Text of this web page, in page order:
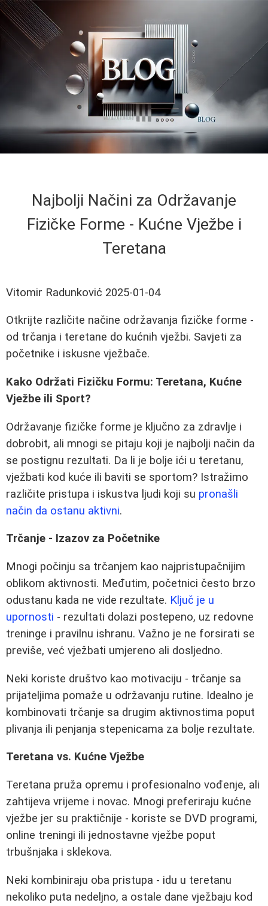
Najbolji Načini za Održavanje
Fizičke Forme - Kućne Vježbe i
Teretana
Vitomir Radunković 2025-01-04
Otkrijte različite načine održavanja fizičke forme -
od trčanja i teretane do kućnih vježbi. Savjeti za
početnike i iskusne vježbače.
Kako Održati Fizičku Formu: Teretana, Kućne
Vježbe ili Sport?
Održavanje fizičke forme je ključno za zdravlje i
dobrobit, ali mnogi se pitaju koji je najbolji način da
se postignu rezultati. Da li je bolje ići u teretanu,
vježbati kod kuće ili baviti se sportom? Istražimo
različite pristupa i iskustva ljudi koji su pronašli
način da ostanu aktivni.
Trčanje - Izazov za Početnike
Mnogi počinju sa trčanjem kao najpristupačnijim
oblikom aktivnosti. Međutim, početnici često brzo
odustanu kada ne vide rezultate. Ključ je u
upornosti - rezultati dolazi postepeno, uz redovne
treninge i pravilnu ishranu. Važno je ne forsirati se
previše, već vježbati umjereno ali dosljedno.
Neki koriste društvo kao motivaciju - trčanje sa
prijateljima pomaže u održavanju rutine. Idealno je
kombinovati trčanje sa drugim aktivnostima poput
plivanja ili penjanja stepenicama za bolje rezultate.
Teretana vs. Kućne Vježbe
Teretana pruža opremu i profesionalno vođenje, ali
zahtijeva vrijeme i novac. Mnogi preferiraju kućne
vježbe jer su praktičnije - koriste se DVD programi,
online treningi ili jednostavne vježbe poput
trbušnjaka i sklekova.
Neki kombiniraju oba pristupa - idu u teretanu
nekoliko puta nedeljno, a ostale dane vježbaju kod